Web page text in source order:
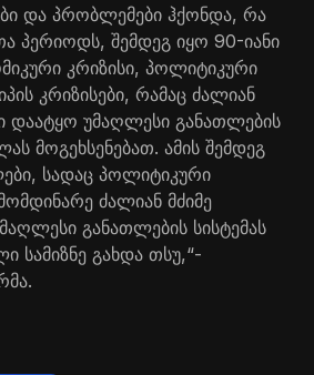
და პრობლემები ჰქონდა, რა
პერიოდს, შემდეგ იყო 90-იანი
კრიზისი, პოლიტიკური
კრიზისები, რამაც ძალიან
დაატყო უმაღლესი განათლების
მოგეხსენებათ. ამის შემდეგ
სადაც პოლიტიკური
ძალიან მძიმე
განათლების სისტემას
სამიზნე გახდა თსუ,“-